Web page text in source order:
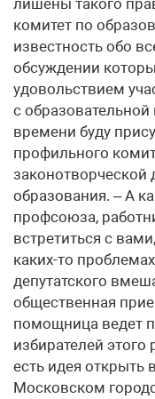
лишены такого
комитет по
известность обо
обсуждении
удовольствием
с
времени буду
профильного
законотворческой
образования. – А
профсоюза,
встретиться с
каких-то
депутатского
общественная
помощница ведет
избирателей этого
есть идея
Московском